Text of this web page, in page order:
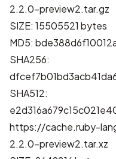
2.2.0-preview2.tar.gz
SIZE: 15505521 bytes
MD5:
SHA256:
SHA512:
https://cache.ruby-
2.2.0-preview2.tar.xz